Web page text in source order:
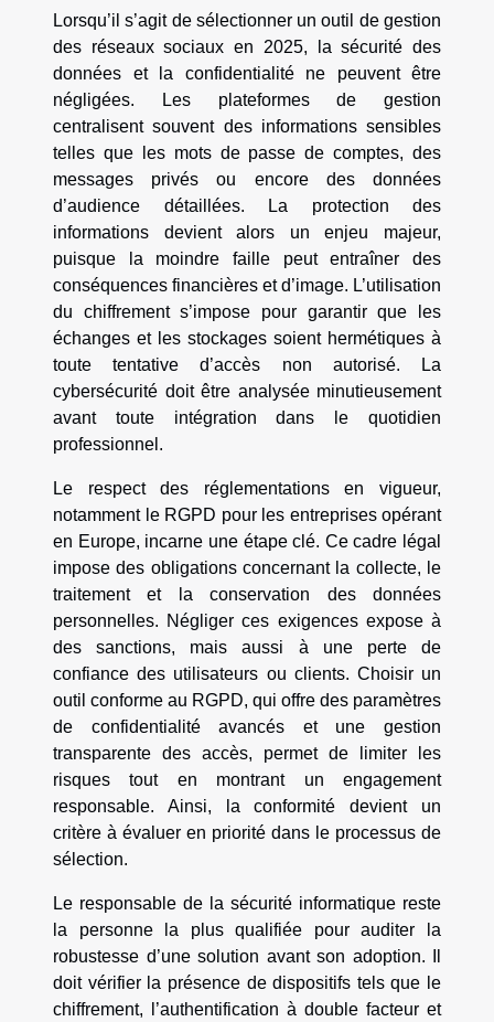
Lorsqu’il s’agit de sélectionner un outil de gestion
des réseaux sociaux en 2025, la sécurité des
données et la confidentialité ne peuvent être
négligées. Les plateformes de gestion
centralisent souvent des informations sensibles
telles que les mots de passe de comptes, des
messages privés ou encore des données
d’audience détaillées. La protection des
informations devient alors un enjeu majeur,
puisque la moindre faille peut entraîner des
conséquences financières et d’image. L’utilisation
du chiffrement s’impose pour garantir que les
échanges et les stockages soient hermétiques à
toute tentative d’accès non autorisé. La
cybersécurité doit être analysée minutieusement
avant toute intégration dans le quotidien
professionnel.
Le respect des réglementations en vigueur,
notamment le RGPD pour les entreprises opérant
en Europe, incarne une étape clé. Ce cadre légal
impose des obligations concernant la collecte, le
traitement et la conservation des données
personnelles. Négliger ces exigences expose à
des sanctions, mais aussi à une perte de
confiance des utilisateurs ou clients. Choisir un
outil conforme au RGPD, qui offre des paramètres
de confidentialité avancés et une gestion
transparente des accès, permet de limiter les
risques tout en montrant un engagement
responsable. Ainsi, la conformité devient un
critère à évaluer en priorité dans le processus de
sélection.
Le responsable de la sécurité informatique reste
la personne la plus qualifiée pour auditer la
robustesse d’une solution avant son adoption. Il
doit vérifier la présence de dispositifs tels que le
chiffrement, l’authentification à double facteur et